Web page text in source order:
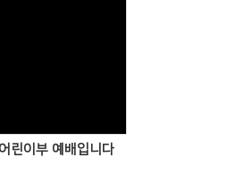
린이부 예배입니다